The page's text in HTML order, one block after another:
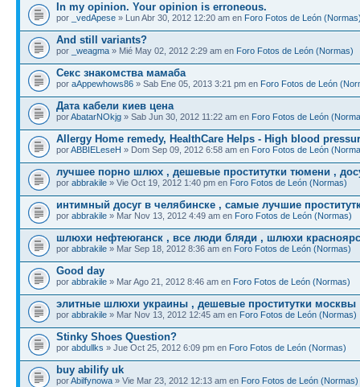
In my opinion. Your opinion is erroneous.
por _vedApese » Lun Abr 30, 2012 12:20 am en Foro Fotos de León
And still variants?
por _weagma » Mié May 02, 2012 2:29 am en Foro Fotos de León (Normas)
Секс знакомства мамаба
por aAppewhows86 » Sab Ene 05, 2013 3:21 pm en Foro Fotos de León
Дата кабели киев цена
porAbatarNOkjg » Sab Jun 30, 2012 11:22 am en Foro Fotos de León
Allergy Home remedy, HealthCare Helps - High blood
porABBIELeseH » Dom Sep 09, 2012 6:58 am en Foro Fotos de León
лучшее порно шлюх , дешевые проститутки тюмени ,
por abbrakile » Vie Oct 19, 2012 1:40 pm en Foro Fotos de León (Normas)
интимный досуг в челябинске , самые лучшие
por abbrakile » Mar Nov 13, 2012 4:49 am en Foro Fotos de León (Normas)
шлюхи нефтеюганск , все люди бляди , шлюхи
por abbrakile » Mar Sep 18, 2012 8:36 am en Foro Fotos de León (Normas)
Good day
por abbrakile » Mar Ago 21, 2012 8:46 am en Foro Fotos de León (Normas)
элитные шлюхи украины , дешевые проститутки москвы
por abbrakile » Mar Nov 13, 2012 12:45 am en Foro Fotos de León (Normas)
Stinky Shoes Question?
por abdullks » Jue Oct 25, 2012 6:09 pm en Foro Fotos de León (Normas)
buy abilify uk
porAbilfynowa » Vie Mar 23, 2012 12:13 am en Foro Fotos de León (Normas)